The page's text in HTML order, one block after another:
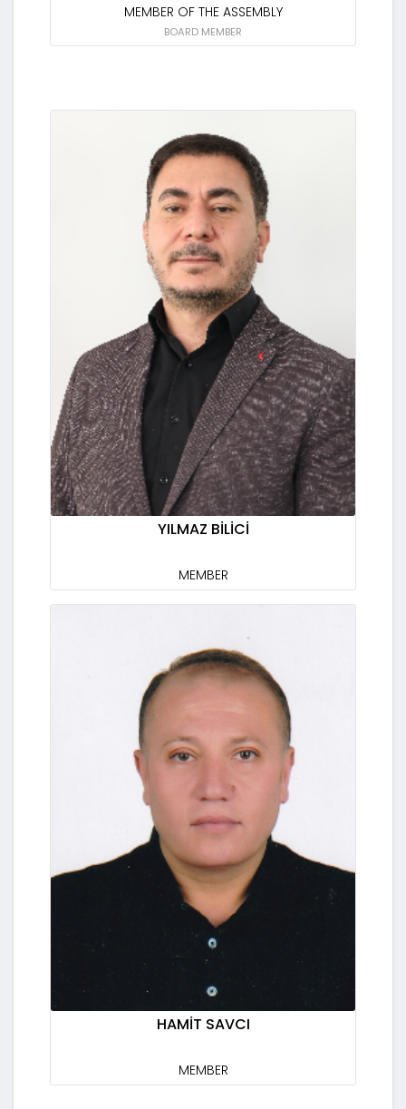
MEMBER OF THE ASSEMBLY
BOARD MEMBER
YILMAZ BİLİCİ
MEMBER
HAMİT SAVCI
MEMBER